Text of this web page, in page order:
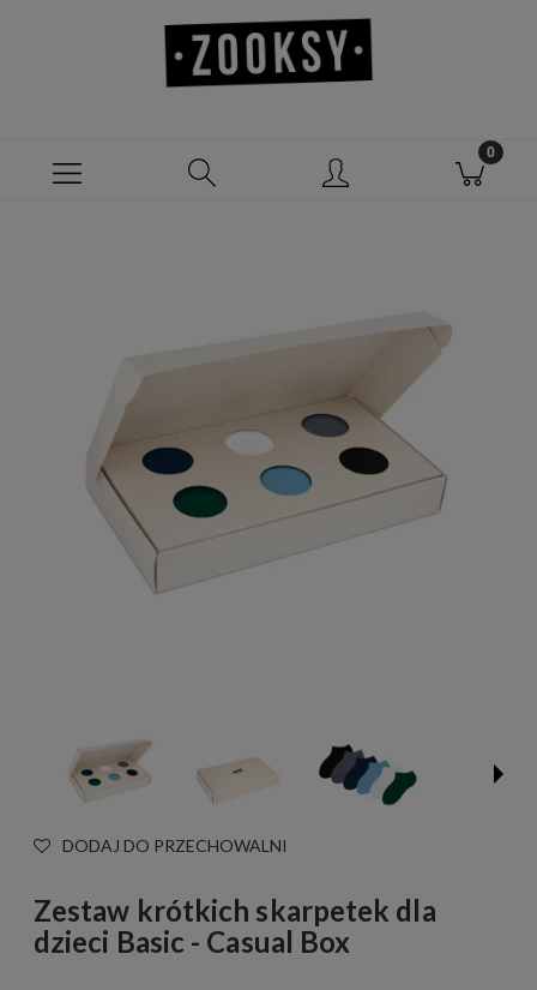
DODAJ DO PRZECHOWALNI
Zestaw krótkich skarpetek dla
dzieci Basic - Casual Box